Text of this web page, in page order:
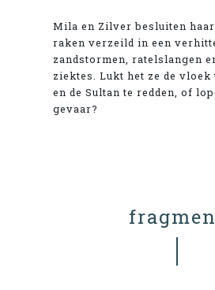
Mila en Zilver besluiten haar
raken verzeild in een
zandstormen, ratelslangen
ziektes. Lukt het ze de vloek
en de Sultan te redden, of
gevaar?